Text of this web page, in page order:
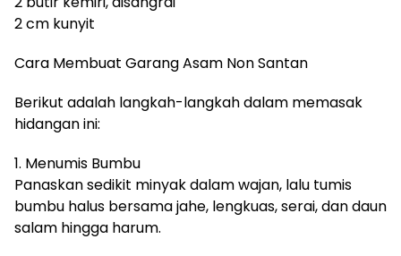
2 cm kunyit
Cara Membuat Garang Asam Non Santan
Berikut adalah langkah-langkah dalam memasak
hidangan ini:
1. Menumis Bumbu
Panaskan sedikit minyak dalam wajan, lalu tumis
bumbu halus bersama jahe, lengkuas, serai, dan daun
salam hingga harum.